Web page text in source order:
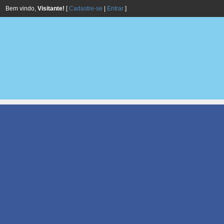
Bem vindo, Visitante! [Cadastre-se Entrar ]